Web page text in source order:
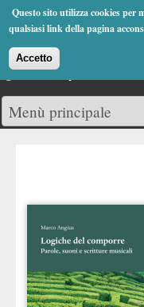
Questo sito utilizza cookies per
qualsiasi link della pagina
Accetto
Jump to Navigation